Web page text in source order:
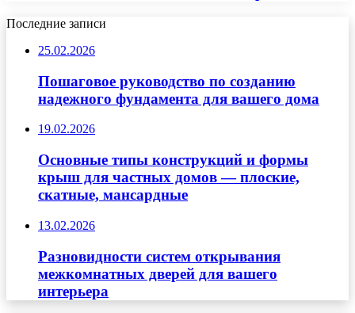
Последние записи
25.02.2026
Пошаговое руководство по созданию
надежного фундамента для вашего дома
19.02.2026
Основные типы конструкций и формы
крыш для частных домов — плоские,
скатные, мансардные
13.02.2026
Разновидности систем открывания
межкомнатных дверей для вашего
интерьера